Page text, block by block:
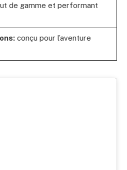
de gamme et performant
conçu pour l’aventure